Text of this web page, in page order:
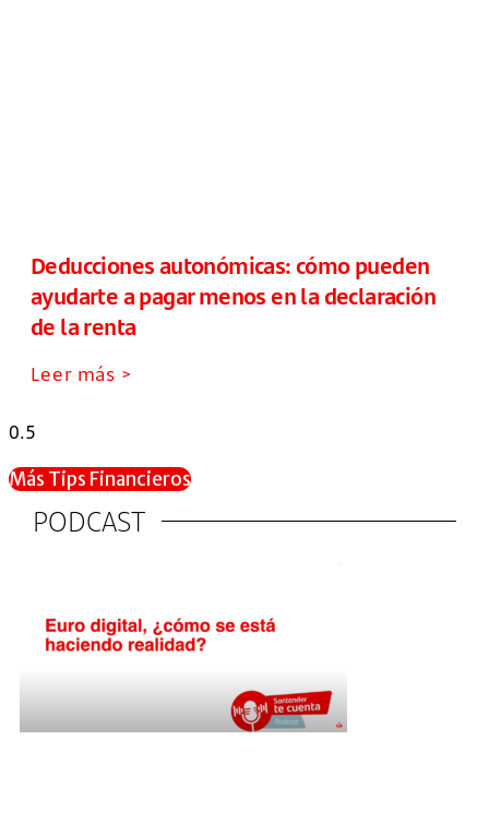
Deducciones autonómicas: cómo pueden
ayudarte a pagar menos en la declaración
de la renta
Leer más >
Más Tips Financieros
PODCAST